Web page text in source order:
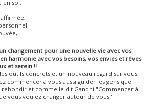
en soi,
changement pour une nouvelle vie avec vos
harmonie avec vos besoins, vos envies et rêves
et serein !!
outils concrets et un nouveau regard sur vous,
commencer à vous aussi guider les gens que
rebondir et comme le dit Gandhi:"Commencer à
vous voulez changer autour de vous"